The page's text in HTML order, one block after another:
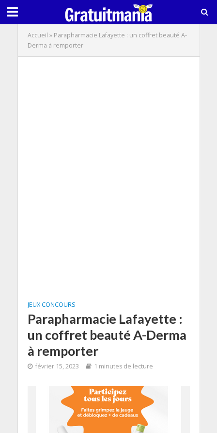
Accueil » Parapharmacie Lafayette : un coffret beauté A-
Derma à remporter
JEUX CONCOURS
Parapharmacie Lafayette :
un coffret beauté A-Derma
à remporter
février 15, 2023 1 minutes de lecture